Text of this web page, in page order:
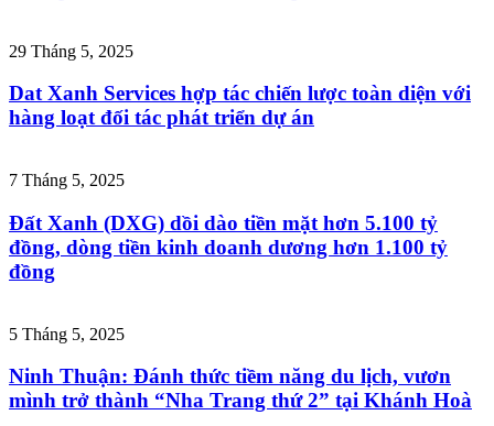
29 Tháng 5, 2025
Dat Xanh Services hợp tác chiến lược toàn diện với
hàng loạt đối tác phát triển dự án
7 Tháng 5, 2025
Đất Xanh (DXG) dồi dào tiền mặt hơn 5.100 tỷ
đồng, dòng tiền kinh doanh dương hơn 1.100 tỷ
đồng
5 Tháng 5, 2025
Ninh Thuận: Đánh thức tiềm năng du lịch, vươn
mình trở thành “Nha Trang thứ 2” tại Khánh Hoà